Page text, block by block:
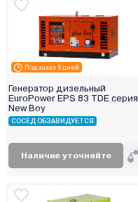
Daewoo
Dajo
Deko
DGM
DYLLU
ECO
Edon
Под заказ 5 дней
Генератор дизельный
EuroPower EPS 83 TDE серия
New Boy
СОСЕД ОБЗАВИДУЕТСЯ
Наличие уточняйте